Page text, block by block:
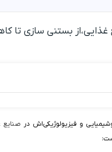
غذایی،از بستنی سازی تا
و فیزیولوژیکی‌اش در صنایع